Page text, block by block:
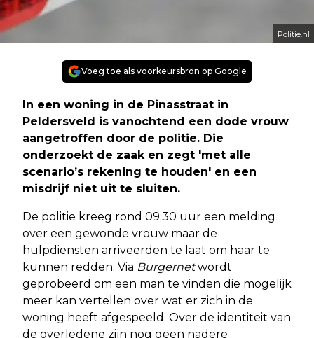
Politie.nl
Voeg toe als voorkeursbron op Google
In een woning in de Pinasstraat in
Peldersveld is vanochtend een dode vrouw
aangetroffen door de politie. Die
onderzoekt de zaak en zegt 'met alle
scenario’s rekening te houden' en een
misdrijf niet uit te sluiten.
De politie kreeg rond 09:30 uur een melding
over een gewonde vrouw maar de
hulpdiensten arriveerden te laat om haar te
kunnen redden. Via Burgernetwordt
geprobeerd om een man te vinden die mogelijk
meer kan vertellen over wat er zich in de
woning heeft afgespeeld. Over de identiteit van
de overledene zijn nog geen nadere